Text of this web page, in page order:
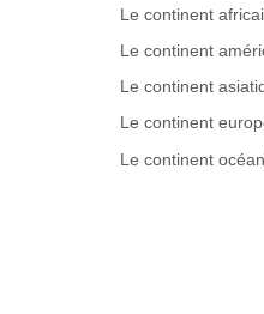
Le continent
Le continent
Le continent
Le continent
Le continent